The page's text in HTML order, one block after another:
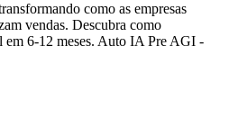
como as empresas
vendas. Descubra como
em 6-12 meses. Auto IA Pre AGI -